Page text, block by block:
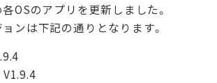
OSのアプリを更新しました。
ンは下記の通りとなります。
V1.9.4